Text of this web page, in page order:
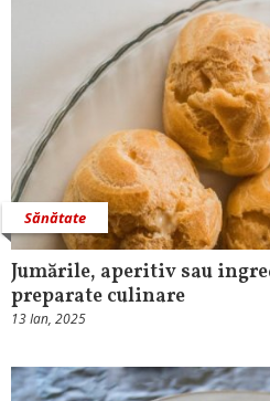
Sănătate
Jumările, aperitiv sau
preparate culinare
13 Ian, 2025